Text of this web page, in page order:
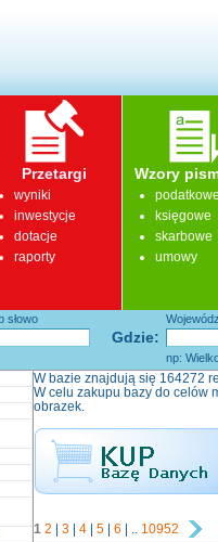
Przetargi
wyniki
inwestycje
dotacje
raporty
Wzory
księgowe
skarbowe
umowy
Gdzie:
słowo
np:
W bazie znajdują się 164272
W celu zakupu bazy do celów
obrazek.
1 2 | 3 | 4 | 5 | 6 | .. 10952